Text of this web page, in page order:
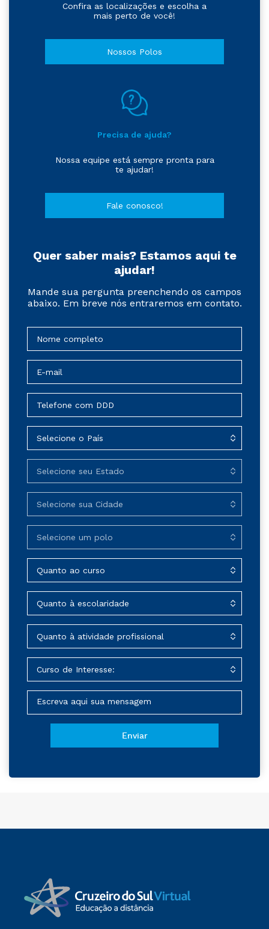
Confira as localizações e escolha a
mais perto de você!
Nossos Polos
Precisa de ajuda?
Nossa equipe está sempre pronta para
te ajudar!
Fale conosco!
Quer saber mais? Estamos aqui te
ajudar!
Mande sua pergunta preenchendo os campos
abaixo. Em breve nós entraremos em contato.